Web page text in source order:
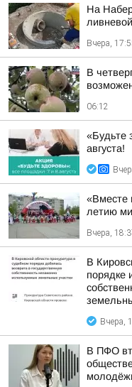
На
Вчера,
В
06:12
«Будьте
августа!
«Вместе
летию
Вчера,
В
порядке
Вчера,
В ПФО